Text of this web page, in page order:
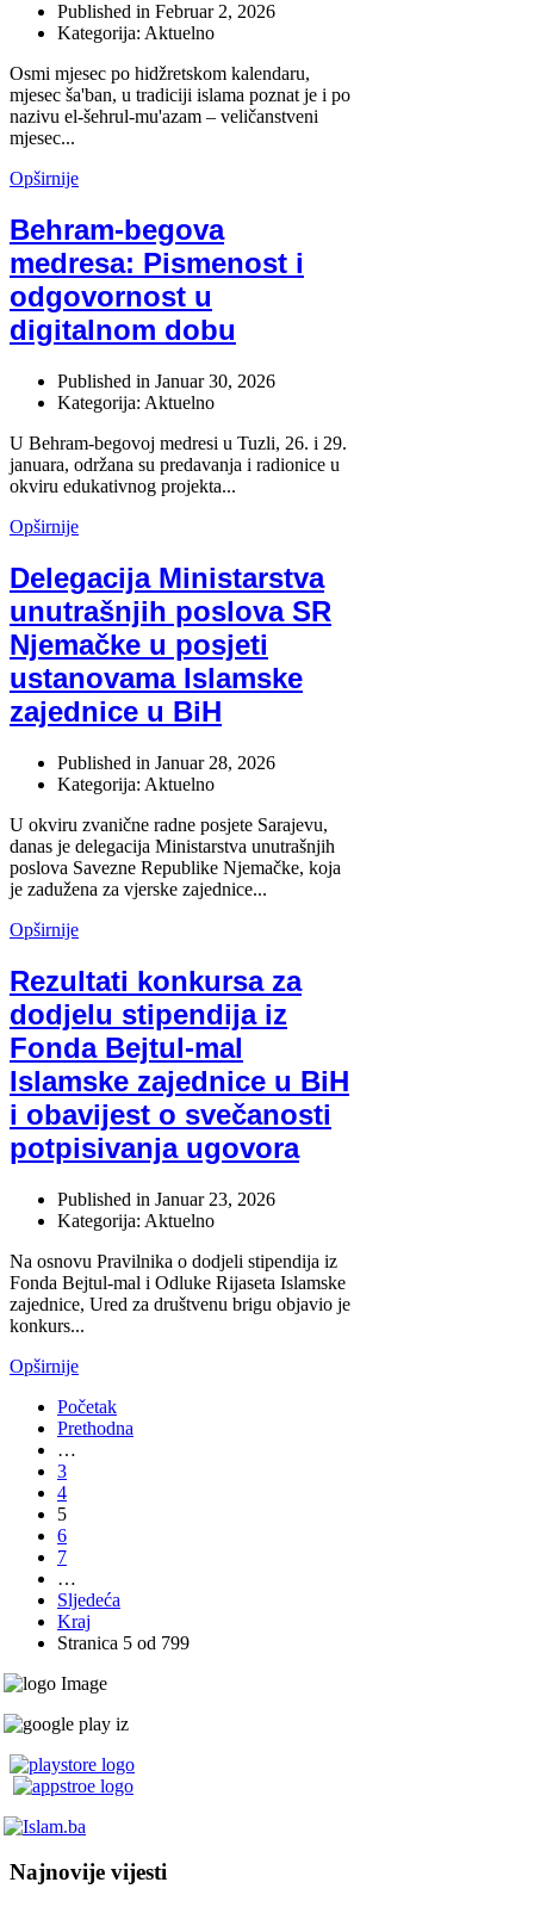
Published in Februar 2, 2026
Kategorija: Aktuelno
Osmi mjesec po hidžretskom kalendaru,
mjesec ša'ban, u tradiciji islama poznat je i po
nazivu el-šehrul-mu'azam – veličanstveni
mjesec...
Opširnije
Behram-begova
medresa: Pismenost i
odgovornost u
digitalnom dobu
Published in Januar 30, 2026
Kategorija: Aktuelno
U Behram-begovoj medresi u Tuzli, 26. i 29.
januara, održana su predavanja i radionice u
okviru edukativnog projekta...
Opširnije
Delegacija Ministarstva
unutrašnjih poslova SR
Njemačke u posjeti
ustanovama Islamske
zajednice u BiH
Published in Januar 28, 2026
Kategorija: Aktuelno
U okviru zvanične radne posjete Sarajevu,
danas je delegacija Ministarstva unutrašnjih
poslova Savezne Republike Njemačke, koja
je zadužena za vjerske zajednice...
Opširnije
Rezultati konkursa za
dodjelu stipendija iz
Fonda Bejtul-mal
Islamske zajednice u BiH
i obavijest o svečanosti
potpisivanja ugovora
Published in Januar 23, 2026
Kategorija: Aktuelno
Na osnovu Pravilnika o dodjeli stipendija iz
Fonda Bejtul-mal i Odluke Rijaseta Islamske
zajednice, Ured za društvenu brigu objavio je
konkurs...
Opširnije
Početak
Prethodna
…
3
4
5
6
7
…
Sljedeća
Kraj
Stranica 5 od 799
Najnovije vijesti